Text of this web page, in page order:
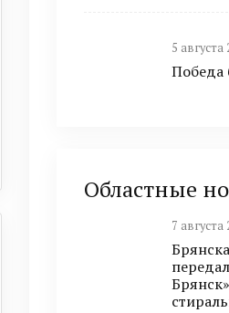
5 августа
Победа
Областные
7 августа